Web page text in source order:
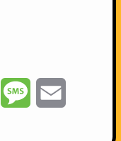
Pocket Message